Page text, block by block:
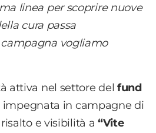
linea per scoprire nuove
cura passa
vogliamo
attiva nel settore delfund
impegnata in campagne di
e visibilità a“Vite